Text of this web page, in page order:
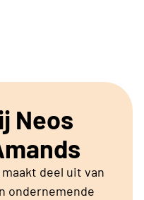
Neos
deel uit van
ondernemende